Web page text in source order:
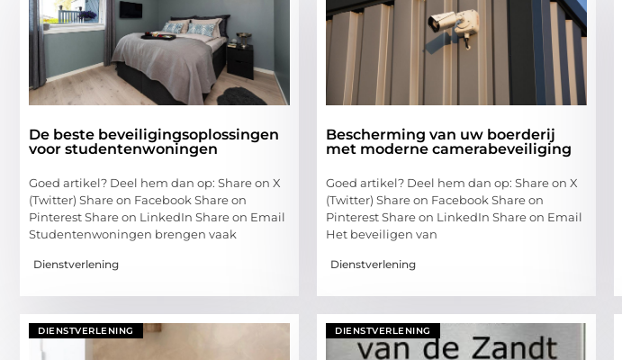
De beste beveiligingsoplossingen
voor studentenwoningen
Goed artikel? Deel hem dan op: Share on X
(Twitter) Share on Facebook Share on
Pinterest Share on LinkedIn Share on Email
Studentenwoningen brengen vaak
Dienstverlening
Bescherming van uw boerderij
met moderne camerabeveiliging
Goed artikel? Deel hem dan op: Share on X
(Twitter) Share on Facebook Share on
Pinterest Share on LinkedIn Share on Email
Het beveiligen van
Dienstverlening
DIENSTVERLENING DIENSTVERLENING